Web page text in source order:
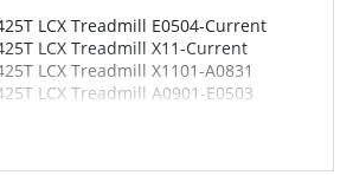
LCX Treadmill E0504-Current
LCX Treadmill X11-Current
LCX Treadmill X1101-A0831
LCX Treadmill A0901-E0503